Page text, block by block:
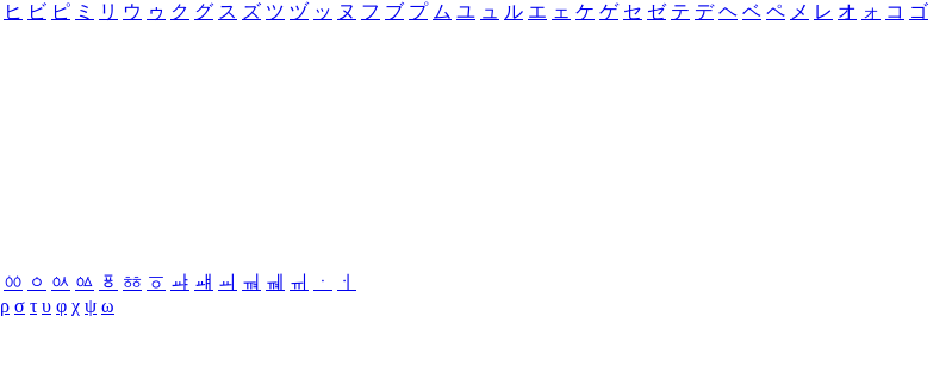
ヒ ビ ピ ミ リ ウ ゥ ク グ ス ズ ツ ヅ ッ ヌ フ ブ プ ム ユ ュ ル エ ェ ケ ゲ セ ゼ テ デ ヘ ベ ペ メ レ オ ォ コ ゴ
ㆀ ㆁ ㆂ ㆃ ㆄ ㆅ ㆆ ㆇ ㆈ ㆉ ㆊ ㆋ ㆌ ㆍ
ㆎ
ρ σ τ υ φ χ ψ ω